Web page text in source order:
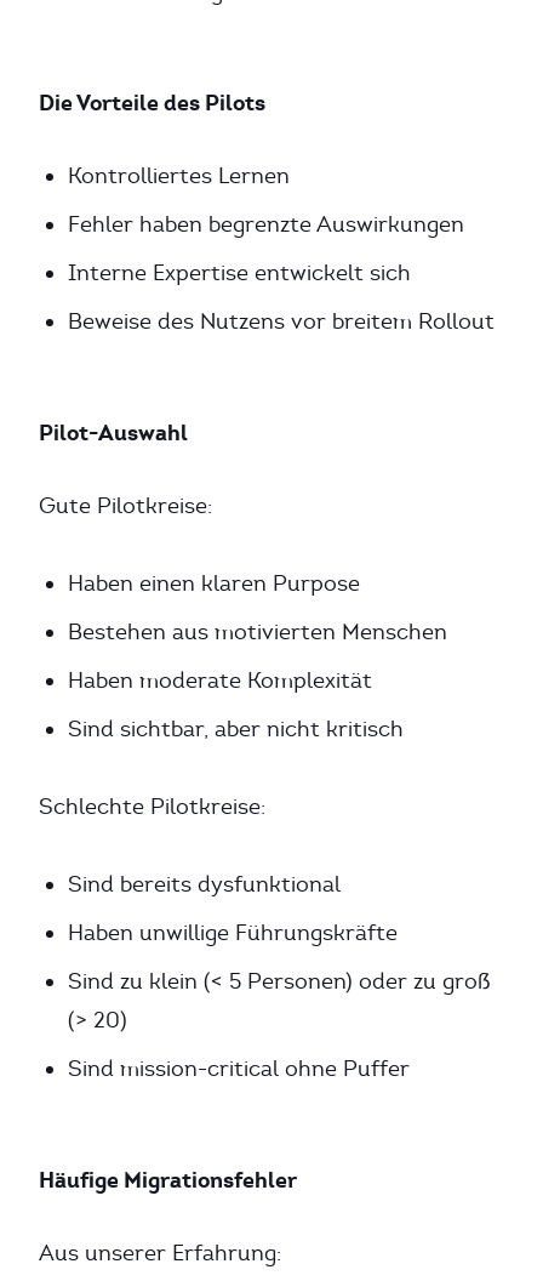
Die Vorteile des Pilots
Kontrolliertes Lernen
Fehler haben begrenzte Auswirkungen
Interne Expertise entwickelt sich
Beweise des Nutzens vor breitem Rollout
Pilot-Auswahl
Gute Pilotkreise:
Haben einen klaren Purpose
Bestehen aus motivierten Menschen
Haben moderate Komplexität
Sind sichtbar, aber nicht kritisch
Schlechte Pilotkreise:
Sind bereits dysfunktional
Haben unwillige Führungskräfte
Sind zu klein (< 5 Personen) oder zu groß
(> 20)
Sind mission-critical ohne Puffer
Häufige Migrationsfehler
Aus unserer Erfahrung: